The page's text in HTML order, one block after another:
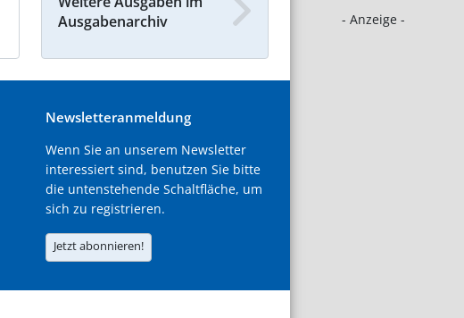
- Anzeige -
Ausgabenarchiv
Newsletteranmeldung
Wenn Sie an unserem Newsletter
interessiert sind, benutzen Sie bitte
die untenstehende Schaltfläche, um
sich zu registrieren.
Jetzt abonnieren!